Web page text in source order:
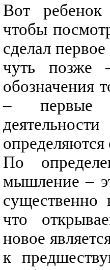
Вот ребенок
чтобы
сделал
чуть позже
обозначения
– первые
По
мышление –
существенно
что
новое
к